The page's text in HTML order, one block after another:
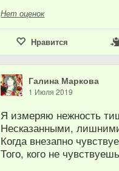
Нет оценок
Нравится
Галина Маркова
1 Июля 2019
Я измеряю нежность
Несказанными,
Когда внезапно
Того, кого не